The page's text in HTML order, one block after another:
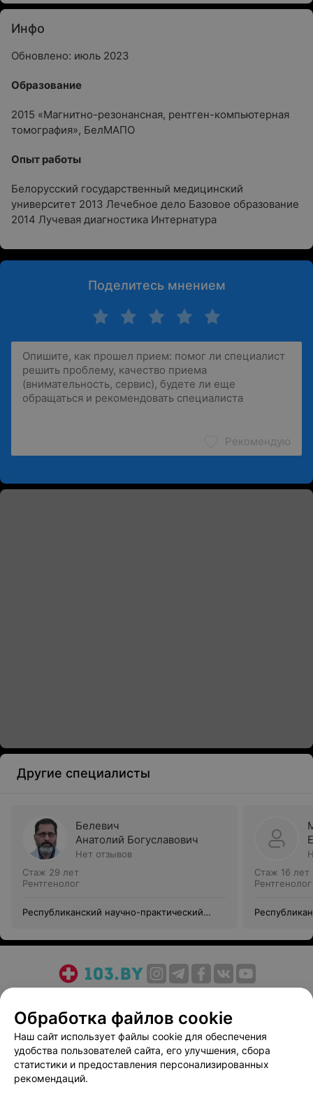
Инфо
Обновлено: июль 2023
Oбразование
2015 «Магнитно-резонансная, рентген-компьютерная
томография», БелМАПО
Опыт работы
Белорусский государственный медицинский
университет 2013 Лечебное дело Базовое образование
2014 Лучевая диагностика Интернатура
Поделитесь мнением
Рекомендую
Другие специалисты
Белевич
Анатолий Богуславович
Нет отзывов
Стаж 29 лет
Рентгенолог
Республиканский научно-практический
Стаж 16 лет
Рентгенолог
Медицинский маркетинг
Публичный договор
Пользовательское соглашение
Способы оплаты
Вакансии
Партнеры
Написать руководителю 103.by
Обработка файлов cookie
Наш сайт использует файлы cookie для обеспечения
удобства пользователей сайта, его улучшения, сбора
статистики и предоставления персонализированных
рекомендаций.